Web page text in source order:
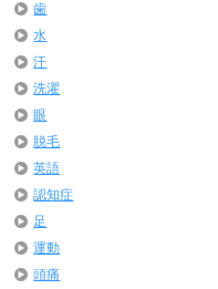
歯
水
汗
洗濯
眼
脱毛
英語
認知症
足
運動
頭痛